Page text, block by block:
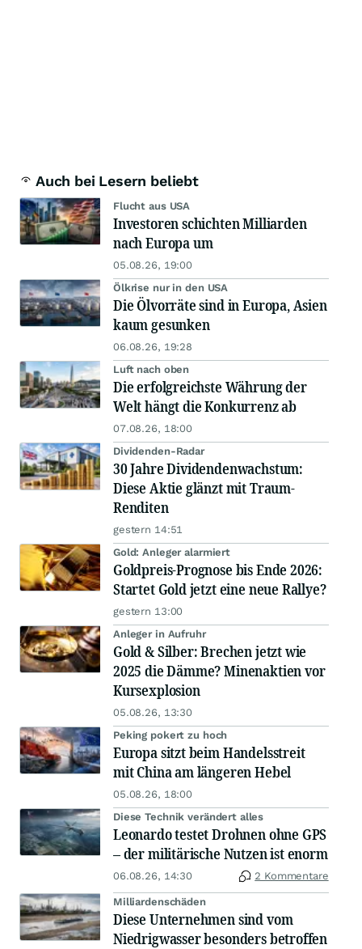
Auch bei Lesern beliebt
Flucht aus USA
Investoren schichten Milliarden
nach Europa um
05.08.26, 19:00
Ölkrise nur in den USA
Die Ölvorräte sind in Europa, Asien
kaum gesunken
06.08.26, 19:28
Luft nach oben
Die erfolgreichste Währung der
Welt hängt die Konkurrenz ab
07.08.26, 18:00
Dividenden-Radar
30 Jahre Dividendenwachstum:
Diese Aktie glänzt mit Traum-
Renditen
gestern 14:51
Gold: Anleger alarmiert
Goldpreis-Prognose bis Ende 2026:
Startet Gold jetzt eine neue Rallye?
gestern 13:00
Anleger in Aufruhr
Gold & Silber: Brechen jetzt wie
2025 die Dämme? Minenaktien vor
Kursexplosion
05.08.26, 13:30
Peking pokert zu hoch
Europa sitzt beim Handelsstreit
mit China am längeren Hebel
05.08.26, 18:00
Diese Technik verändert alles
Leonardo testet Drohnen ohne GPS
– der militärische Nutzen ist enorm
06.08.26, 14:30 2 Kommentare
Milliardenschäden
Diese Unternehmen sind vom
Niedrigwasser besonders betroffen